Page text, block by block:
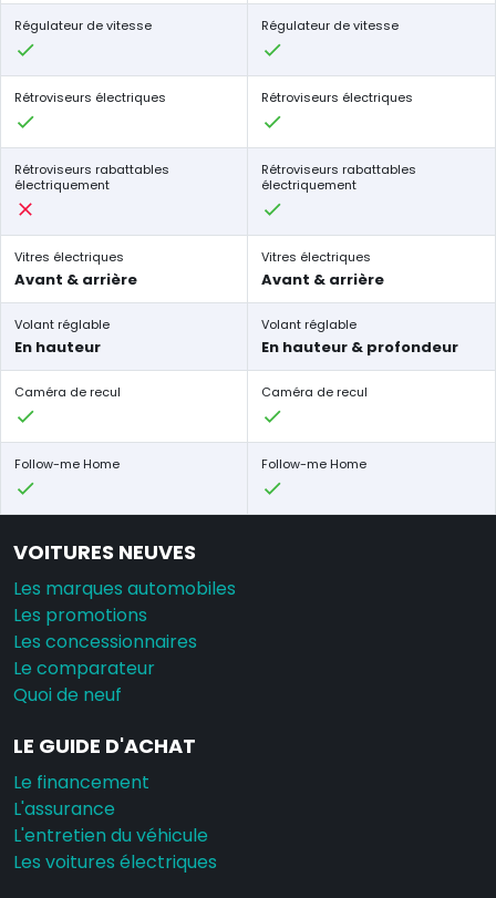
Régulateur de vitesse Régulateur de vitesse
Rétroviseurs électriques Rétroviseurs électriques
Rétroviseurs rabattables
électriquement
Rétroviseurs rabattables
électriquement
Vitres électriques
Avant & arrière
Vitres électriques
Avant & arrière
Volant réglable
En hauteur
Volant réglable
En hauteur & profondeur
Caméra de recul Caméra de recul
Follow-me Home Follow-me Home
VOITURES NEUVES
Les marques automobiles
Les promotions
Les concessionnaires
Le comparateur
Quoi de neuf
LE GUIDE D'ACHAT
Le financement
L'assurance
L'entretien du véhicule
Les voitures électriques